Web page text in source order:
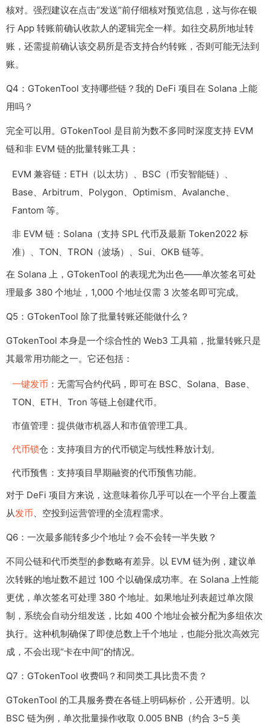
核对。强烈建议在点击“发送”前仔细核对预览信息，这与你在银
行 App 转账前确认收款人的逻辑完全一样。如往交易所地址转
账，还需提前确认该交易所是否支持合约转账，否则可能无法到
账。
Q4：GTokenTool 支持哪些链？我的 DeFi 项目在 Solana 上能
用吗？
完全可以用。GTokenTool 是目前为数不多同时深度支持 EVM
链和非 EVM 链的批量转账工具：
EVM 兼容链：ETH（以太坊）、BSC（币安智能链）、
Base、Arbitrum、Polygon、Optimism、Avalanche、
Fantom 等。
非 EVM 链：Solana（支持 SPL 代币及最新 Token2022 标
准）、TON、TRON（波场）、Sui、OKB 链等。
在 Solana 上，GTokenTool 的表现尤为出色——单次签名可处
理最多 380 个地址，1,000 个地址仅需 3 次签名即可完成。
Q5：GTokenTool 除了批量转账还能做什么？
GTokenTool 本身是一个综合性的 Web3 工具箱，批量转账只是
其最常用功能之一。它还包括：
一键发币 ：无需写合约代码，即可在 BSC、Solana、Base、
TON、ETH、Tron 等链上创建代币。
市值管理：提供做市机器人和市值管理工具。
代币锁仓：支持项目方的代币锁定与线性释放计划。
代币预售：支持项目早期融资的代币预售功能。
对于 DeFi 项目方来说，这意味着你几乎可以在一个平台上覆盖
从发币、空投到运营管理的全流程需求。
Q6：一次最多能转多少个地址？会不会转一半失败？
不同公链和代币类型的参数略有差异。以 EVM 链为例，建议单
次转账的地址数不超过 100 个以确保成功率。在 Solana 上性能
更优，单次签名可处理 380 个地址。如果地址列表超过单次限
制，系统会自动分组发送，比如 400 个地址会被分配为多组依次
执行。这种机制确保了即使总数上千个地址，也能分批次高效完
成，不会出现“卡在中间”的情况。
Q7：GTokenTool 收费吗？和同类工具比贵不贵？
GTokenTool 的工具服务费在各链上明码标价，公开透明。以
BSC 链为例，单次批量操作收取 0.005 BNB（约合 3–5 美